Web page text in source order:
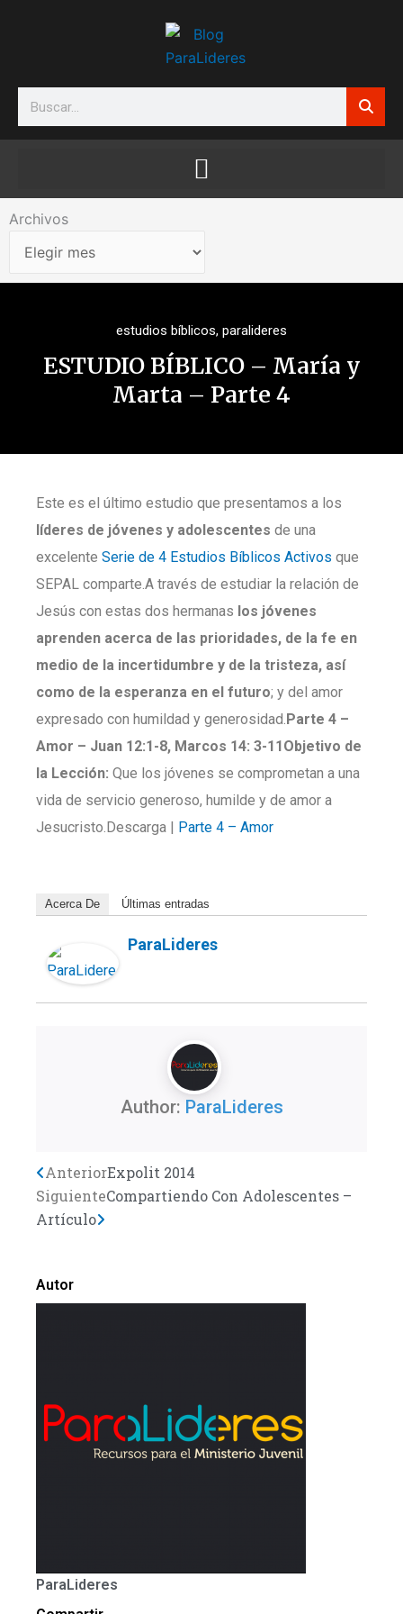
Search
Archivos
Archivos
estudios bíblicos, paralideres
ESTUDIO BÍBLICO – María y
Marta – Parte 4
Este es el último estudio que presentamos a los
líderes de jóvenes y adolescentes de una
excelente Serie de 4 Estudios Bíblicos Activos que
SEPAL comparte.A través de estudiar la relación de
Jesús con estas dos hermanas los jóvenes
aprenden acerca de las prioridades, de la fe en
medio de la incertidumbre y de la tristeza, así
como de la esperanza en el futuro; y del amor
expresado con humildad y generosidad.Parte 4 –
Amor – Juan 12:1-8, Marcos 14: 3-11Objetivo de
la Lección: Que los jóvenes se comprometan a una
vida de servicio generoso, humilde y de amor a
Jesucristo.Descarga | Parte 4 – Amor
Acerca De Últimas entradas
ParaLideres
Author: ParaLideres
Previo
AnteriorExpolit 2014
SiguienteCompartiendo Con Adolescentes –
Artículo
Next
Autor
ParaLideres